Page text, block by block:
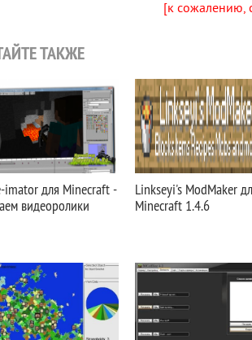
[к сожалению,
ТАКЖЕ
imator для Minecraft -
видеоролики
Linkseyi's ModMaker
Minecraft 1.4.6